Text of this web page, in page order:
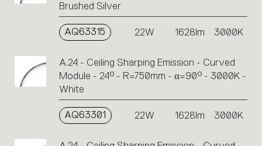
Brushed Silver
AQ63315 22W 1628lm 3000K
A.24 - Ceiling Sharping Emission - Curved
Module - 24° - R=750mm - α=90° - 3000K -
White
AQ63301 22W 1628lm 3000K